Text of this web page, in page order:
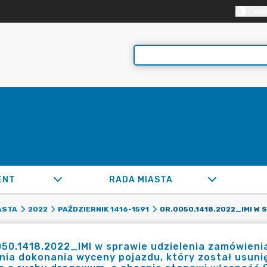
RADA MIASTA
2022 PAŹDZIERNIK 1416-1591
w sprawie udzielenia
dokonania wyceny pojazdu, który został